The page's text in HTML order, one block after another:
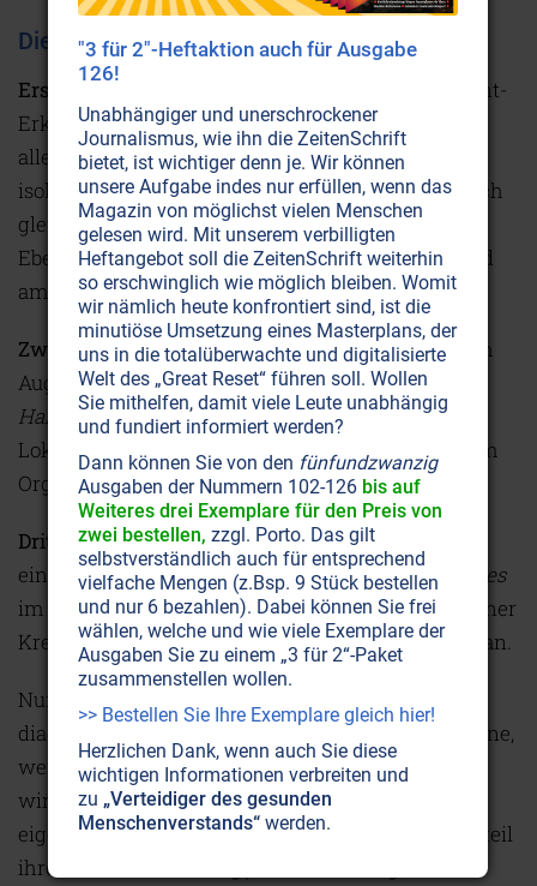
Die Eiserne Regel des Krebs
Erstes Kriterium:
Jede Krebs- oder Krebsäquivalent-
Erkrankung entsteht mit einem DHS, d.h. einem
allerschwersten, hochakut-dramatischen und
isolativen Konflikterlebnisschock. Dieser wirkt sich
gleichzeitig bzw.quasigleichzeitig auf allen drei
Ebenen aus, nämlich in der Psyche, im Gehirn und
am Organ.
Zweites Kriterium:Der Konfliktinhalt bestimmt im
Augenblick des DHS sowohl die Lokalisation des
Hamerschen Herdesim Gehirn, als auch die
Lokalisation des Krebs- oder Krebsäquivalentes am
Organ.
Drittes Kriterium:Der Konfliktverlauf entspricht
einem bestimmten Verlauf des Hamerschen Herdes
im Gehirn und einem ganz bestimmten Verlauf einer
Krebs- oder Krebsäquivalent-Erkrankung am Organ.
Nun kommt es allerdings zu einer weiteren
diagnostischen Verfeinerung auf organischer Ebene,
wenn das zweite Naturgesetz hinzugenommen
wird. Alle Entzündungszustände stellen einen
eigenen Formen kreis dar, der mit einem Bestandteil
ihrer Charakterisierung( Wärme, Rötung,
"3 für 2"-Heftaktion auch für Ausgabe
126!
Unabhängiger und unerschrockener
Journalismus, wie ihn die ZeitenSchrift
bietet, ist wichtiger denn je. Wir können
unsere Aufgabe indes nur erfüllen, wenn das
Magazin von möglichst vielen Menschen
gelesen wird. Mit unserem verbilligten
Heftangebot soll die ZeitenSchrift weiterhin
so erschwinglich wie möglich bleiben. Womit
wir nämlich heute konfrontiert sind, ist die
minutiöse Umsetzung eines Masterplans, der
uns in die totalüberwachte und digitalisierte
Welt des „Great Reset“ führen soll. Wollen
Sie mithelfen, damit viele Leute unabhängig
und fundiert informiert werden?
Dann können Sie von den fünfundzwanzig
Ausgaben der Nummern 102-126 bis auf
Weiteres drei Exemplare für den Preis von
zwei bestellen, zzgl. Porto. Das gilt
selbstverständlich auch für entsprechend
vielfache Mengen (z.Bsp. 9 Stück bestellen
und nur 6 bezahlen). Dabei können Sie frei
wählen, welche und wie viele Exemplare der
Ausgaben Sie zu einem „3 für 2“-Paket
zusammenstellen wollen.
>> Bestellen Sie Ihre Exemplare gleich hier!
Herzlichen Dank, wenn auch Sie diese
wichtigen Informationen verbreiten und
zu „Verteidiger des gesunden
Menschenverstands“ werden.